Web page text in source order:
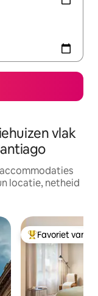
vlak
locatie, netheid
Topfavoriet van
Favoriet van